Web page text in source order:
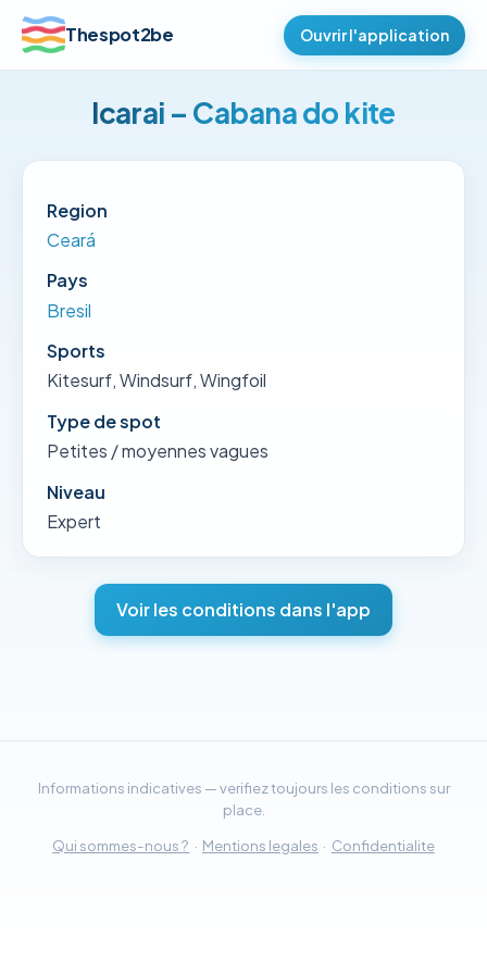
Thespot2be Ouvrir l'application
Icarai – Cabana do kite
Region
Ceará
Pays
Bresil
Sports
Kitesurf, Windsurf, Wingfoil
Type de spot
Petites / moyennes vagues
Niveau
Expert
Voir les conditions dans l'app
Informations indicatives — verifiez toujours les conditions sur
place.
Qui sommes-nous ? · Mentions legales · Confidentialite